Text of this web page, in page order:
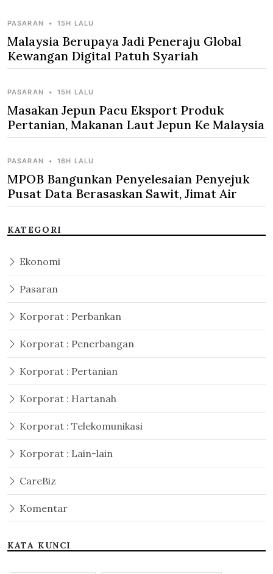
PASARAN • 15H LALU
Malaysia Berupaya Jadi Peneraju Global
Kewangan Digital Patuh Syariah
PASARAN • 15H LALU
Masakan Jepun Pacu Eksport Produk
Pertanian, Makanan Laut Jepun Ke Malaysia
PASARAN • 16H LALU
MPOB Bangunkan Penyelesaian Penyejuk
Pusat Data Berasaskan Sawit, Jimat Air
KATEGORI
Ekonomi
Pasaran
Korporat : Perbankan
Korporat : Penerbangan
Korporat : Pertanian
Korporat : Hartanah
Korporat : Telekomunikasi
Korporat : Lain-lain
CareBiz
Komentar
KATA KUNCI